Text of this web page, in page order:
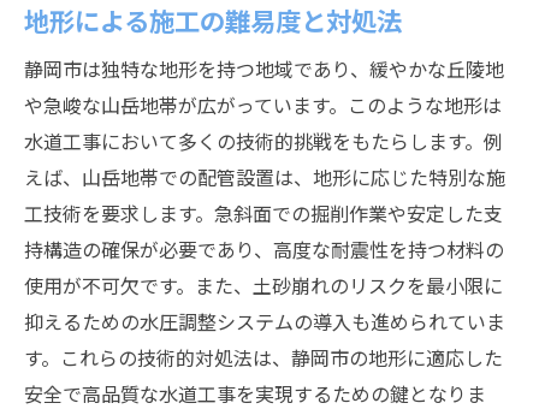
地形による施工の難易度と対処法
静岡市は独特な地形を持つ地域であり、緩やかな丘陵地
や急峻な山岳地帯が広がっています。このような地形は
水道工事において多くの技術的挑戦をもたらします。例
えば、山岳地帯での配管設置は、地形に応じた特別な施
工技術を要求します。急斜面での掘削作業や安定した支
持構造の確保が必要であり、高度な耐震性を持つ材料の
使用が不可欠です。また、土砂崩れのリスクを最小限に
抑えるための水圧調整システムの導入も進められていま
す。これらの技術的対処法は、静岡市の地形に適応した
安全で高品質な水道工事を実現するための鍵となりま